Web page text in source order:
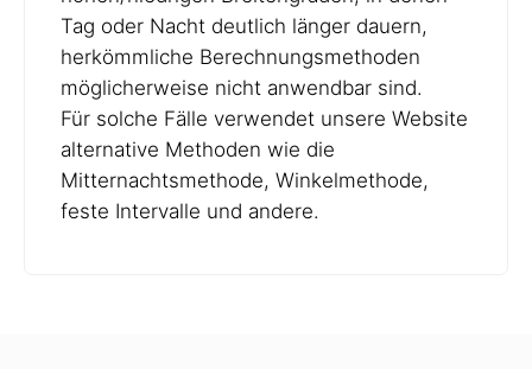
Tag oder Nacht deutlich länger dauern,
herkömmliche Berechnungsmethoden
möglicherweise nicht anwendbar sind.
Für solche Fälle verwendet unsere Website
alternative Methoden wie die
Mitternachtsmethode, Winkelmethode,
feste Intervalle und andere.